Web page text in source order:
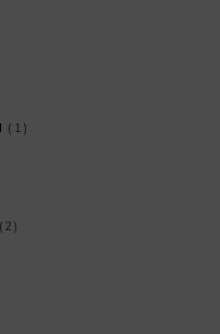
(1)
(2)